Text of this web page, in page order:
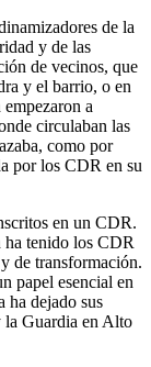
de la
y de las
de vecinos, que
y el barrio, o en
a
circulaban las
como por
por los CDR en su
en un CDR.
ha tenido los CDR
de transformación.
papel esencial en
ha dejado sus
la Guardia en Alto